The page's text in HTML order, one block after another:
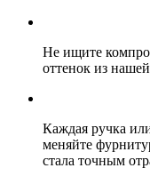
Не ищите
оттенок из
Каждая ручка
меняйте
стала точным